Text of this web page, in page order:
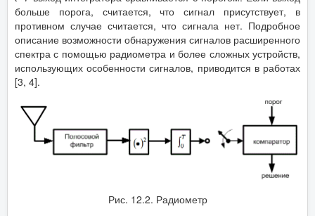
больше порога, считается, что сигнал присутствует, в
противном случае считается, что сигнала нет. Подробное
описание возможности обнаружения сигналов расширенного
спектра с помощью радиометра и более сложных устройств,
использующих особенности сигналов, приводится в работах
[3, 4].
Рис. 12.2. Радиометр